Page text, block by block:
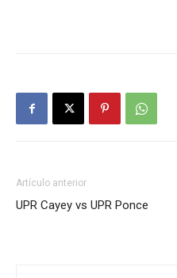
Artículo anterior
UPR Cayey vs UPR Ponce